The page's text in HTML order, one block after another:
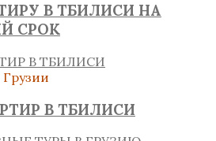
В ТБИЛИСИ НА
СРОК
В ТБИЛИСИ